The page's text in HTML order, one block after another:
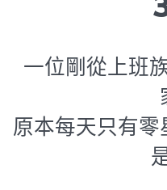
一位剛從上班
原本每天只有